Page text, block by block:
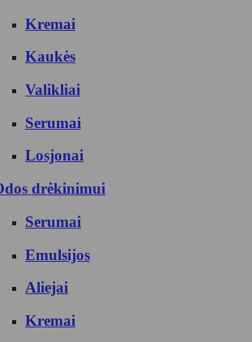
Kremai
Kaukės
Valikliai
Serumai
Losjonai
drėkinimui
Serumai
Emulsijos
Aliejai
Kremai